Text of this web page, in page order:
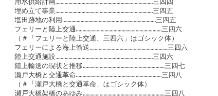
用水供給計画…………………………………………………………………三四四
埋め立て事業…………………………………………………………………三四五
塩田跡地の利用………………………………………………………………三四五
フェリーと陸上交通…………………………………………………………三四六
（＃「フェリーと陸上交通、三四六」はゴシック体）
フェリーによる海上輸送……………………………………………………三四六
陸上交通施設…………………………………………………………………三四六
陸上輸送の現状と推移………………………………………………………三四七
瀬戸大橋と交通革命…………………………………………………………三四八
（＃「瀬戸大橋と交通革命」はゴシック体）
瀬戸大橋架橋のあゆみ………………………………………………………三四八